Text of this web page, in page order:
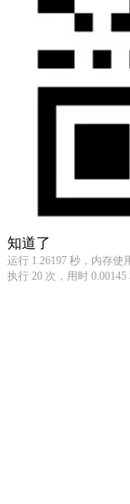
知道了
运行 1.26197 秒，内存使
执行 20 次，用时 0.00145